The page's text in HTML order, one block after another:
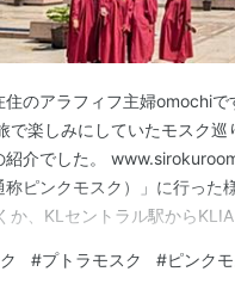
住のアラフィフ主婦omochi
で楽しみにしていたモスク
紹介でした。
称ピンクモスク）」に行っ
か、KLセントラル駅から
合った日本人の方々とGrab
#プトラモスク #ピンク